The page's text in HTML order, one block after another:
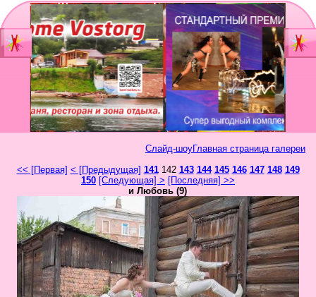
Главная
Шоу-группа
Видеостудия
Контакты
Портфолио
Свадьбы
Главная страница галереи
Слайд-шоу
<< [Первая] < [Предыдущая] 141 142 143 144 145 146 147 148 149
150 [Следующая] > [Последняя] >>
и Любовь (9)
год